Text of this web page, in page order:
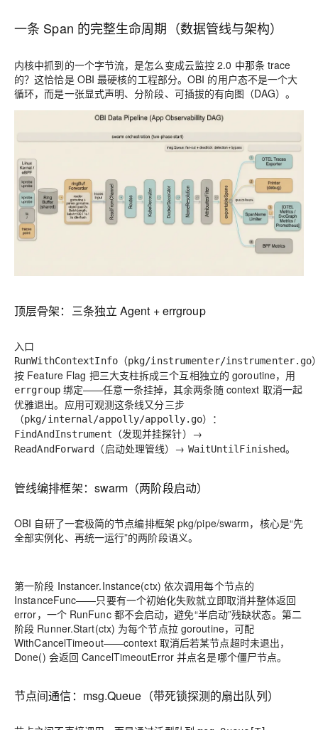
一条 Span 的完整生命周期（数据管线与架构）
内核中抓到的一个字节流，是怎么变成云监控 2.0 中那条 trace
的？这恰恰是 OBI 最硬核的工程部分。OBI 的用户态不是一个大
循环，而是一张显式声明、分阶段、可插拔的有向图（DAG）。
顶层骨架：三条独立 Agent + errgroup
入口
RunWithContextInfo（pkg/instrumenter/instrumenter.go
按 Feature Flag 把三大支柱拆成三个互相独立的 goroutine，用
errgroup绑定——任意一条挂掉，其余两条随 context 取消一起
优雅退出。应用可观测这条线又分三步
（pkg/internal/appolly/appolly.go）：
FindAndInstrument （发现并挂探针）→
ReadAndForward （启动处理管线）→ WaitUntilFinished。
管线编排框架：swarm（两阶段启动）
OBI 自研了一套极简的节点编排框架 pkg/pipe/swarm，核心是“先
全部实例化、再统一运行”的两阶段语义。
第一阶段 Instancer.Instance(ctx) 依次调用每个节点的
InstanceFunc——只要有一个初始化失败就立即取消并整体返回
error，一个 RunFunc 都不会启动，避免“半启动”残缺状态。第二
阶段 Runner.Start(ctx) 为每个节点拉 goroutine，可配
WithCancelTimeout——context 取消后若某节点超时未退出，
Done() 会返回 CancelTimeoutError 并点名是哪个僵尸节点。
节点间通信：msg.Queue（带死锁探测的扇出队列）